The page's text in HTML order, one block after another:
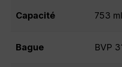
Capacité 753 ml
Bague BVP